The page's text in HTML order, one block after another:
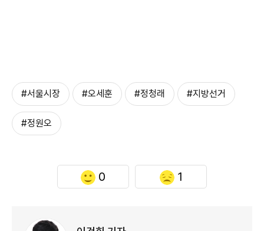
#서울시장 #오세훈 #정청래 #지방선거
#정원오
0 1